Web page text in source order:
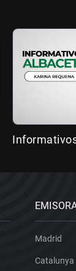
Madrid
Catalunya